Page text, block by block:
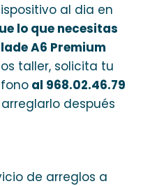
al dia en
lo que necesitas
A6 Premium
taller, solicita tu
al 968.02.46.79
después
de arreglos a